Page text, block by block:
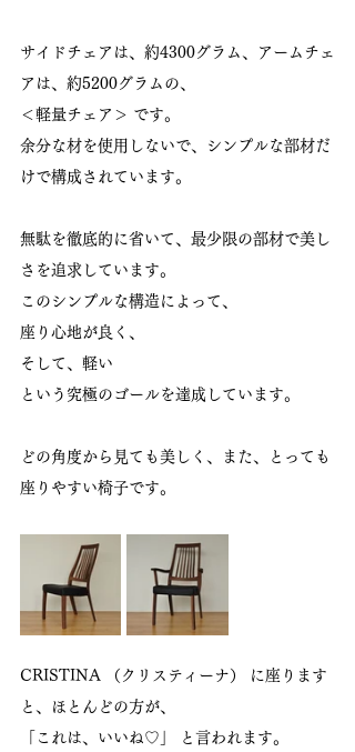
サイドチェアは、約4300グラム、アームチェ
アは、約5200グラムの、
＜軽量チェア＞ です。
余分な材を使用しないで、シンプルな部材だ
けで構成されています。
無駄を徹底的に省いて、最少限の部材で美し
さを追求しています。
このシンプルな構造によって、
座り心地が良く、
そして、軽い
という究極のゴールを達成しています。
どの角度から見ても美しく、また、とっても
座りやすい椅子です。
CRISTINA （クリスティーナ） に座ります
と、ほとんどの方が、
「これは、いいね♡」 と言われます。